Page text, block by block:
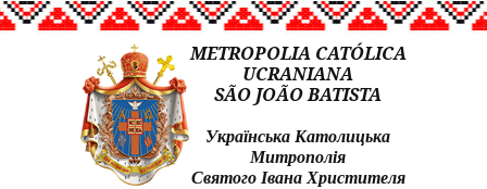
METROPOLIA CATÓLICA
UCRANIANA
SÃO JOÃO BATISTA
Українська Католицька
Митрополія
Святого Івана Христителя